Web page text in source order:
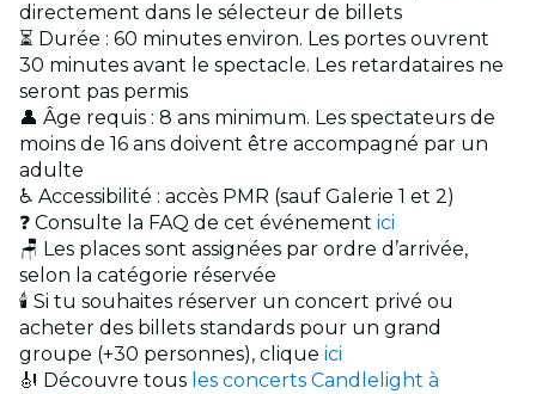
directement dans le sélecteur de billets
⏳ Durée : 60 minutes environ. Les portes ouvrent
30 minutes avant le spectacle. Les retardataires ne
seront pas permis
👤 Âge requis : 8 ans minimum. Les spectateurs de
moins de 16 ans doivent être accompagné par un
adulte
♿ Accessibilité : accès PMR (sauf Galerie 1 et 2)
❓ Consulte la FAQ de cet événement ici
🪑 Les places sont assignées par ordre d’arrivée,
selon la catégorie réservée
🕯️ Si tu souhaites réserver un concert privé ou
acheter des billets standards pour un grand
groupe (+30 personnes), clique ici
🎻 Découvre tous les concerts Candlelight à